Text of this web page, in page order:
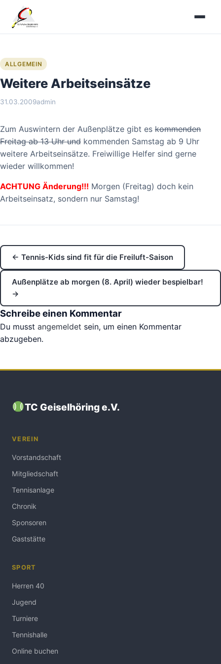
Inhalt
springen
ALLGEMEIN
Weitere Arbeitseinsätze
31.03.2009admin
Zum Auswintern der Außenplätze gibt es kommenden
Freitag ab 13 Uhr und kommenden Samstag ab 9 Uhr
weitere Arbeitseinsätze. Freiwillige Helfer sind gerne
wieder willkommen!
ACHTUNG Änderung!!! Morgen (Freitag) doch kein
Arbeitseinsatz, sondern nur Samstag!
← Tennis-Kids sind fit für die Freiluft-Saison
Außenplätze ab morgen (8. April) wieder bespielbar!
→
Schreibe einen Kommentar
Du musst angemeldet sein, um einen Kommentar
abzugeben.
TC Geiselhöring e.V.
VEREIN
Vorstandschaft
Mitgliedschaft
Tennisanlage
Chronik
Sponsoren
Gaststätte
SPORT
Herren 40
Jugend
Turniere
Tennishalle
Online buchen